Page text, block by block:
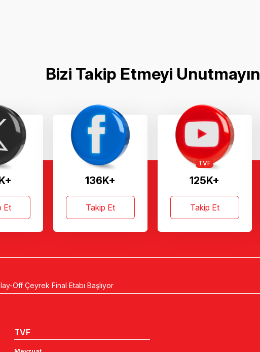
Bizi Takip Etmeyi Unutmayın
Et
136K+
Takip Et
125K+
TVF
Takip Et
Off Çeyrek Final Etabı Başlıyor
TVF